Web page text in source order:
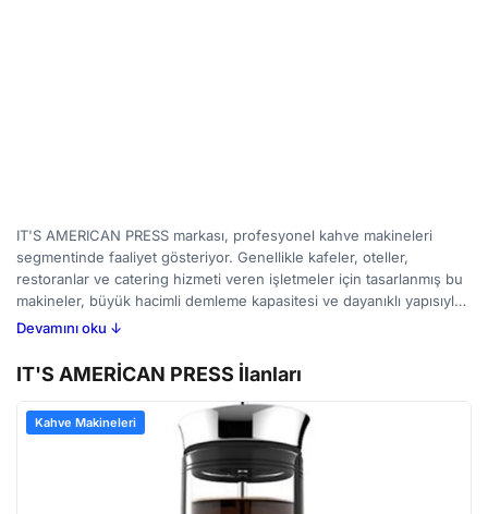
IT'S AMERICAN PRESS markası, profesyonel kahve makineleri
segmentinde faaliyet gösteriyor. Genellikle kafeler, oteller,
restoranlar ve catering hizmeti veren işletmeler için tasarlanmış bu
makineler, büyük hacimli demleme kapasitesi ve dayanıklı yapısıyla
dikkat çekiyor. Kahve hazırlama sürecini hızlandırmak, tutarlılık
amacıyla geliştirilmişlerdir. BirMakine'de yer alan ilanları inceleyerek
farklı modelleri ve teknik özelliklerini karşılaştırmanız mümkün.
Potansiyel alıcılar, demleme kapasitesi, ısı kontrol sistemi, filtreleme
teknolojisi ve bakım kolaylığı gibi faktörlere odaklanarak ihtiyaçlarına
en uygun kahve makinesini belirleyebilirler.
Devamını oku ↓
IT'S AMERİCAN PRESS İlanları
Kahve Makineleri